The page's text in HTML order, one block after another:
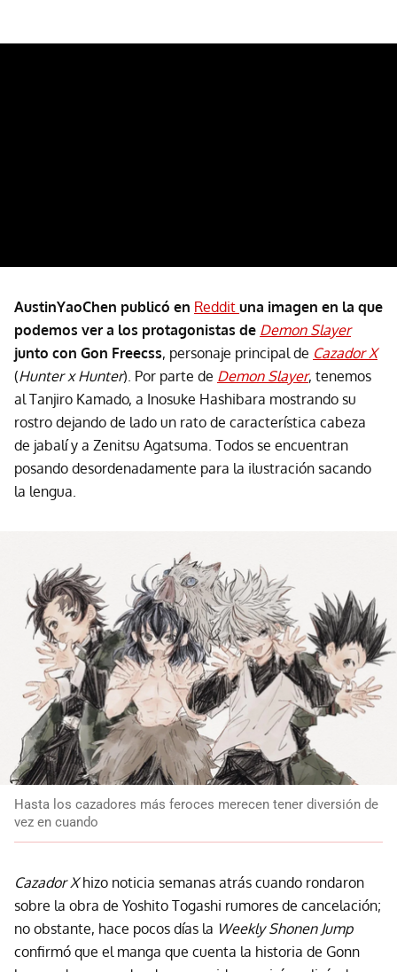
AustinYaoChen publicó en Reddit una imagen en la que
podemos ver a los protagonistas de Demon Slayer
junto con Gon Freecss, personaje principal de Cazador X
(Hunter x Hunter). Por parte de Demon Slayer, tenemos
al Tanjiro Kamado, a Inosuke Hashibara mostrando su
rostro dejando de lado un rato de característica cabeza
de jabalí y a Zenitsu Agatsuma. Todos se encuentran
posando desordenadamente para la ilustración sacando
la lengua.
Hasta los cazadores más feroces merecen tener diversión de
vez en cuando
Cazador Xhizo noticia semanas atrás cuando rondaron
sobre la obra de Yoshito Togashi rumores de cancelación;
no obstante, hace pocos días la Weekly Shonen Jump
confirmó que el manga que cuenta la historia de Gonn